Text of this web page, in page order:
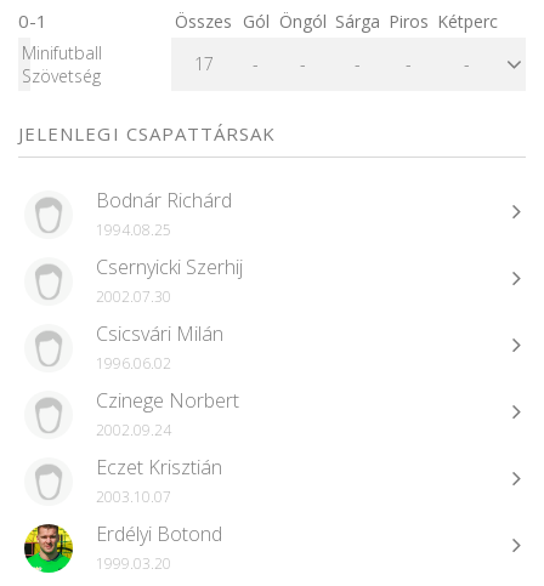
0-1 Összes Gól Öngól Sárga Piros Kétperc
Minifutball
Szövetség
17 - - - - -
JELENLEGI CSAPATTÁRSAK
Bodnár Richárd
1994.08.25
Csernyicki Szerhij
2002.07.30
Csicsvári Milán
1996.06.02
Czinege Norbert
2002.09.24
Eczet Krisztián
2003.10.07
Erdélyi Botond
1999.03.20